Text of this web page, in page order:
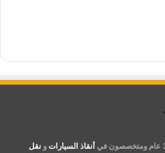
أنقاذ السيارات و نقل